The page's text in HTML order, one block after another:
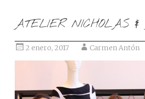
ATELIER NICHOLAS
2 enero, 2017 Carmen Antón